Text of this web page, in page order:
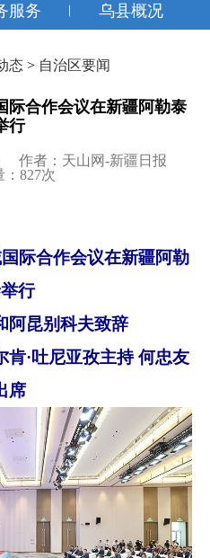
服务 乌县概况
态 > 自治区要闻
际合作会议在新疆阿勒泰
行
作者：天山网-新疆日报
827次
际合作会议在新疆阿勒
行
阿昆别科夫致辞
肯·吐尼亚孜主持 何忠友
席